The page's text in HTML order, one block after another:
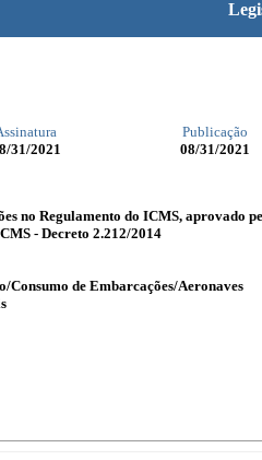
Publicação
31/2021 08/31/2021
no Regulamento do ICMS, aprovado
- Decreto 2.212/2014
Consumo de Embarcações/Aeronaves